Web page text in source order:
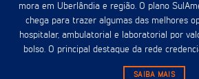
mora em Uberlândia e região. O plano
chega para trazer algumas das melhores
hospitalar, ambulatorial e laboratorial por
bolso. O principal destaque da rede
SAIBA MAIS